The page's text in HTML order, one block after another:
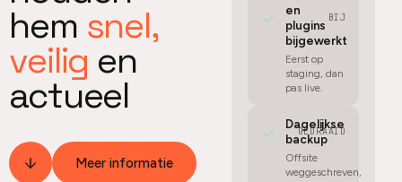
hem snel,
veilig en
actueel
Meer informatie
en
plugins
bijgewerkt
BIJ
Eerst op
staging, dan
pas live.
Dagelijkse
backup
GEDRAAID
Offsite
weggeschreven,